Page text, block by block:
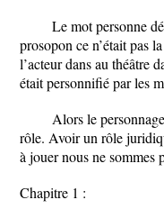
Le mot personne
prosopon ce n’était pas
l’acteur dans au théâtre
était personnifié par les
Alors le
rôle. Avoir un rôle
à jouer nous ne sommes
Chapitre 1 :